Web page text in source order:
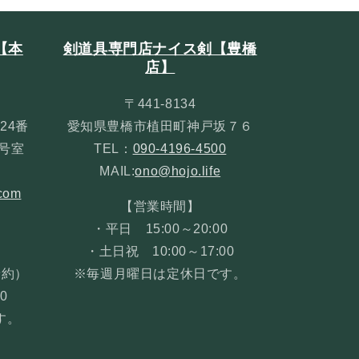
本
番
室
）
剣道具専門店ナイス剣【豊橋
店】
〒441-8134
愛知県豊橋市植田町神戸坂７６
TEL： 090-4196-4500
MAIL:ono@hojo.life
【営業時間】
・平日 15:00～20:00
・土日祝 10:00～17:00
※毎週月曜日は定休日です。